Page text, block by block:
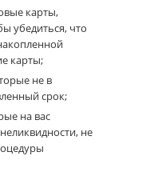
карты,
убедиться, что
карты;
не в
срок;
на вас
не